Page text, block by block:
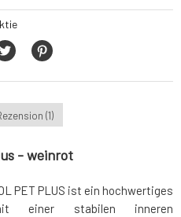
(1)
- weinrot
PET PLUS ist ein hochwertiges
einer stabilen inneren